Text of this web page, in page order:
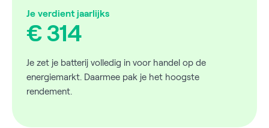
Je verdient jaarlijks
€ 314
Je zet je batterij volledig in voor handel op de
energiemarkt. Daarmee pak je het hoogste
rendement.